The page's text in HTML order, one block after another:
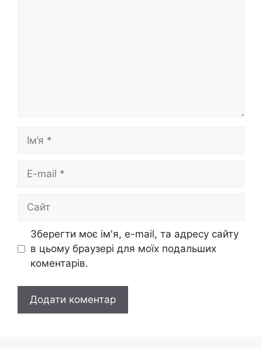
Ім’я
Сайт
Зберегти моє ім'я, e-mail, та адресу сайту
в цьому браузері для моїх подальших
коментарів.